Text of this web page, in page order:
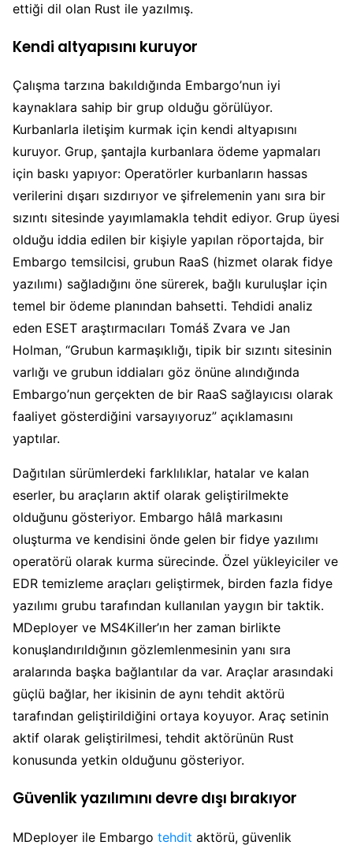
ettiği dil olan Rust ile yazılmış.
Kendi altyapısını kuruyor
Çalışma tarzına bakıldığında Embargo’nun iyi
kaynaklara sahip bir grup olduğu görülüyor.
Kurbanlarla iletişim kurmak için kendi altyapısını
kuruyor. Grup, şantajla kurbanlara ödeme yapmaları
için baskı yapıyor: Operatörler kurbanların hassas
verilerini dışarı sızdırıyor ve şifrelemenin yanı sıra bir
sızıntı sitesinde yayımlamakla tehdit ediyor. Grup üyesi
olduğu iddia edilen bir kişiyle yapılan röportajda, bir
Embargo temsilcisi, grubun RaaS (hizmet olarak fidye
yazılımı) sağladığını öne sürerek, bağlı kuruluşlar için
temel bir ödeme planından bahsetti. Tehdidi analiz
eden ESET araştırmacıları Tomáš Zvara ve Jan
Holman, “Grubun karmaşıklığı, tipik bir sızıntı sitesinin
varlığı ve grubun iddiaları göz önüne alındığında
Embargo’nun gerçekten de bir RaaS sağlayıcısı olarak
faaliyet gösterdiğini varsayıyoruz” açıklamasını
yaptılar.
Dağıtılan sürümlerdeki farklılıklar, hatalar ve kalan
eserler, bu araçların aktif olarak geliştirilmekte
olduğunu gösteriyor. Embargo hâlâ markasını
oluşturma ve kendisini önde gelen bir fidye yazılımı
operatörü olarak kurma sürecinde. Özel yükleyiciler ve
EDR temizleme araçları geliştirmek, birden fazla fidye
yazılımı grubu tarafından kullanılan yaygın bir taktik.
MDeployer ve MS4Killer’ın her zaman birlikte
konuşlandırıldığının gözlemlenmesinin yanı sıra
aralarında başka bağlantılar da var. Araçlar arasındaki
güçlü bağlar, her ikisinin de aynı tehdit aktörü
tarafından geliştirildiğini ortaya koyuyor. Araç setinin
aktif olarak geliştirilmesi, tehdit aktörünün Rust
konusunda yetkin olduğunu gösteriyor.
Güvenlik yazılımını devre dışı bırakıyor
MDeployer ile Embargo tehdit aktörü, güvenlik